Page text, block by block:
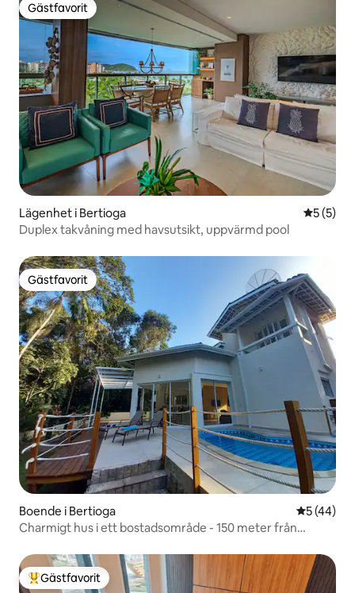
Gästfavorit
Gästfavorit
Lägenhet i Bertioga 5 av 5 i
5 (5)
Duplex takvåning med havsutsikt, uppvärmd pool
Gästfavorit
Gästfavorit
Boende i Bertioga 5 av 5 i
5 (44)
Charmigt hus i ett bostadsområde - 150 meter från
Populär gästfavorit
Gästfavorit